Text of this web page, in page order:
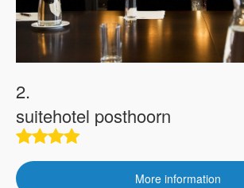
2.
suitehotel posthoorn
More information